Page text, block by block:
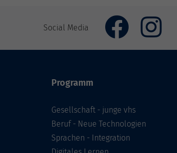
Social Media
Programm
Gesellschaft - junge vhs
Beruf - Neue Technologien
Sprachen - Integration